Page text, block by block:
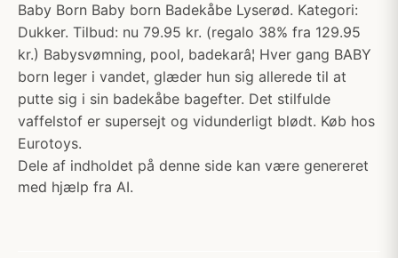
Baby Born Baby born Badekåbe Lyserød. Kategori:
Dukker. Tilbud: nu 79.95 kr. (regalo 38% fra 129.95
kr.) Babysvømning, pool, badekarâ¦ Hver gang BABY
born leger i vandet, glæder hun sig allerede til at
putte sig i sin badekåbe bagefter. Det stilfulde
vaffelstof er supersejt og vidunderligt blødt. Køb hos
Eurotoys.
Dele af indholdet på denne side kan være genereret
med hjælp fra AI.